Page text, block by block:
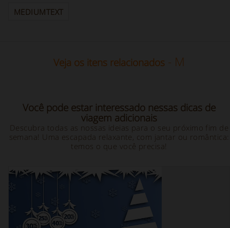
MEDIUMTEXT
Veja os itens relacionados - M
Você pode estar interessado nessas dicas de
viagem adicionais
Descubra todas as nossas ideias para o seu próximo fim de
semana! Uma escapada relaxante, com jantar ou romântica:
temos o que você precisa!